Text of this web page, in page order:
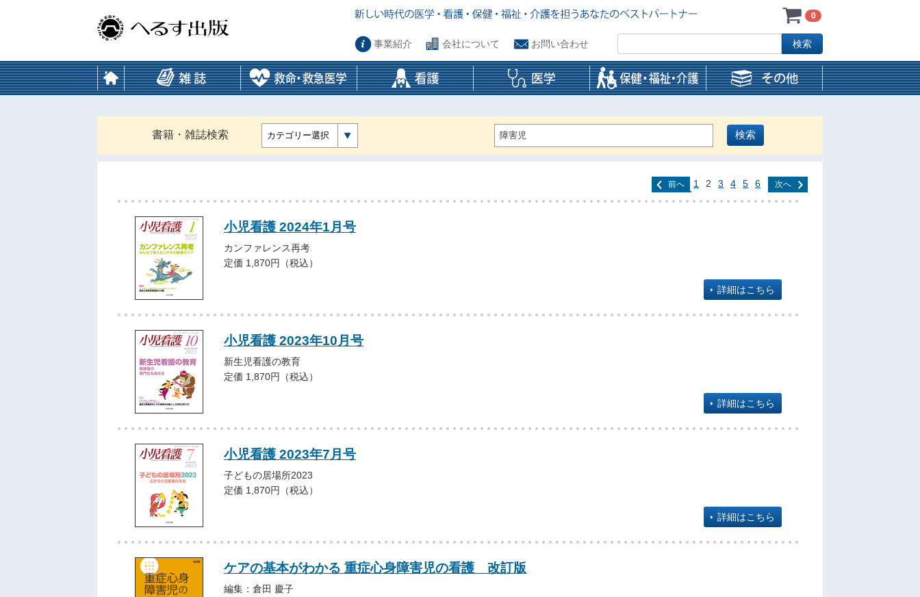
0
事業紹介 会社について お問い合わせ
書籍・雑誌検索 カテゴリー選択
前へ 1 2 3 4 5 6 次へ
小児看護 2024年1月号
カンファレンス再考
定価 1,870円（税込）
詳細はこちら
小児看護 2023年10月号
新生児看護の教育
定価 1,870円（税込）
詳細はこちら
小児看護 2023年7月号
子どもの居場所2023
定価 1,870円（税込）
詳細はこちら
ケアの基本がわかる 重症心身障害児の看護 改訂版
編集：倉田 慶子